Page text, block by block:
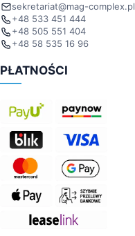
sekretariat@mag-complex.pl
+48 533 451 444
+48 505 551 404
+48 58 535 16 96
PŁATNOŚCI